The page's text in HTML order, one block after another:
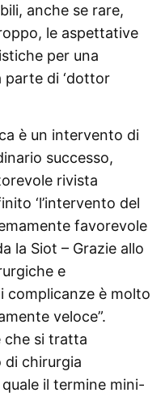
anche se rare,
le aspettative
per una
parte di ‘dottor
è un intervento di
successo,
rivista
‘l’intervento del
favorevole
la Siot – Grazie allo
e
complicanze è molto
veloce”.
che si tratta
di chirurgia
il termine mini-